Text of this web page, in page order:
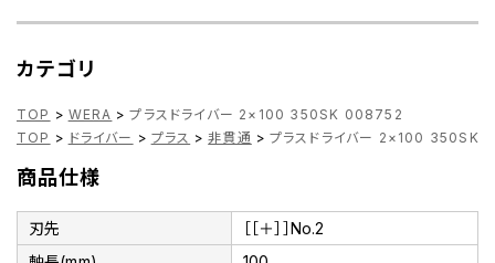
カテゴリ
TOP > WERA > プラスドライバー 2×100 350SK 008752
TOP > ドライバー > プラス > 非貫通 > プラスドライバー 2×100 350SK
商品仕様
刃先
［［＋］］No.2